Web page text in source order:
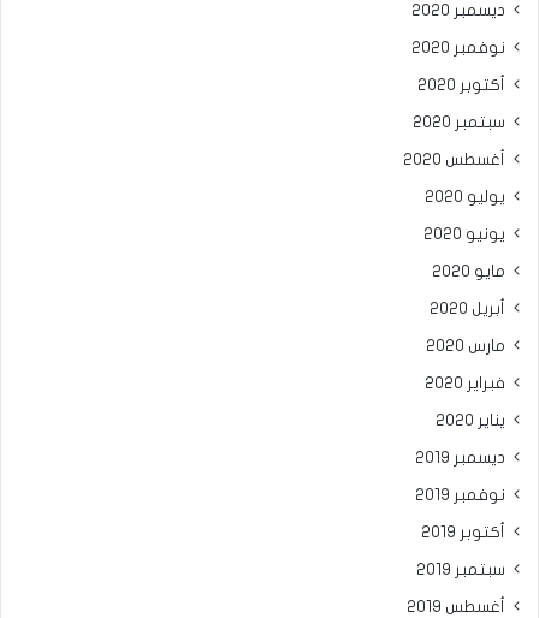
ديسمبر 2020
نوفمبر 2020
أكتوبر 2020
سبتمبر 2020
أغسطس 2020
يوليو 2020
يونيو 2020
مايو 2020
أبريل 2020
مارس 2020
فبراير 2020
يناير 2020
ديسمبر 2019
نوفمبر 2019
أكتوبر 2019
سبتمبر 2019
أغسطس 2019